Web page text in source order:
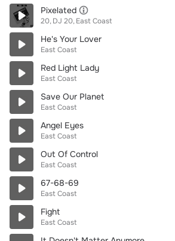
Pixelated
20 DJ 20 East Coast
He's Your Lover
East Coast
Red Light Lady
East Coast
Save Our Planet
East Coast
Angel Eyes
East Coast
Out Of Control
East Coast
67-68-69
East Coast
Fight
East Coast